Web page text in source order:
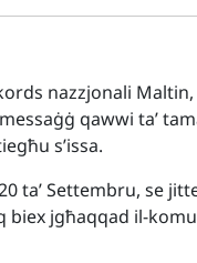
nazzjonali
qawwi ta’
s’issa.
ta’ Settembru, se
biex jgħaqqad il-